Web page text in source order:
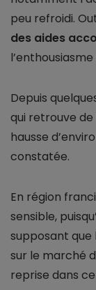
peu refroidi.
des aides
Depuis
qui retrouve de
hausse
constatée.
En région
sensible,
supposant que
sur le marché
reprise dans